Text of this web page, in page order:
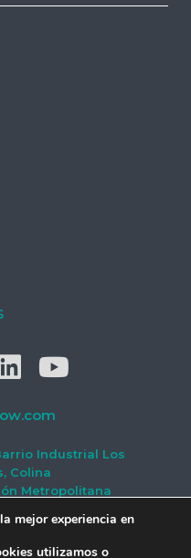
Industrial Los
Colina
Metropolitana
registradas de
mejor experiencia en
utilizamos o